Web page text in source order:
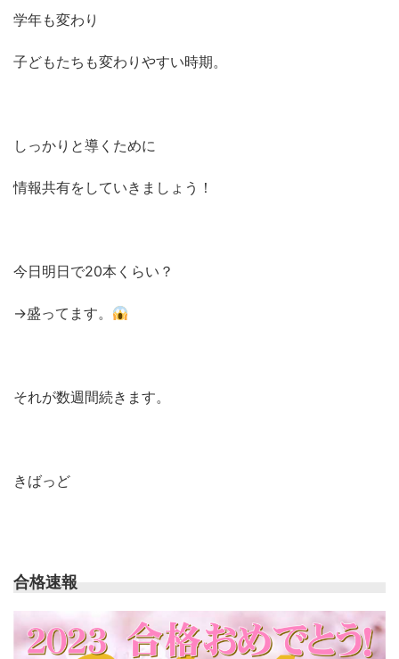
学年も変わり
子どもたちも変わりやすい時期。
しっかりと導くために
情報共有をしていきましょう！
今日明日で20本くらい？
→盛ってます。
それが数週間続きます。
きばっど
合格速報